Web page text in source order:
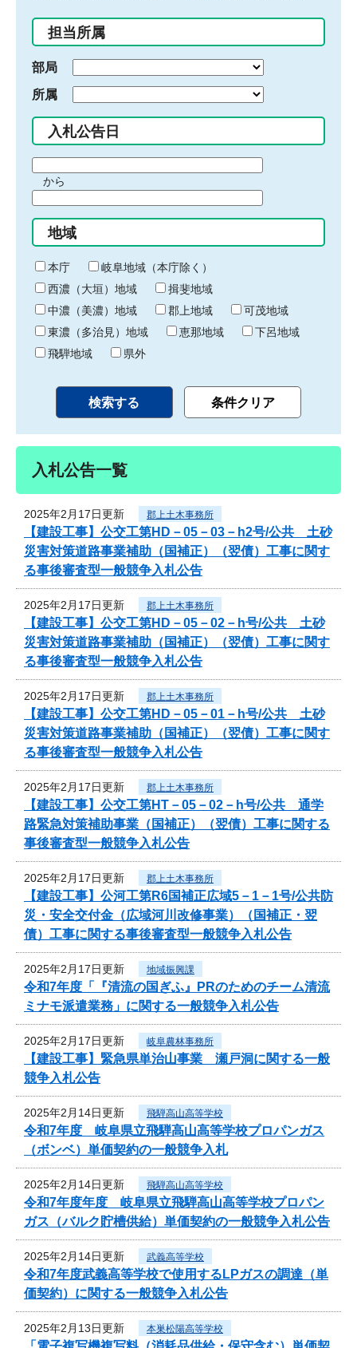
入
力
担当所属
部局
所属
入札公告日
間
始
り
から
間
終
わ
り
地域
本庁
岐阜地域（本庁除く）
西濃（大垣）地域
揖斐地域
中濃（美濃）地域
郡上地域
可茂地域
東濃（多治見）地域
恵那地域
下呂地域
飛騨地域
県外
入札公告一覧
2025年2月17日更新 郡上土木事務所
【建設工事】公交工第HD－05－03－h2号/公共 土砂
災害対策道路事業補助（国補正）（翌債）工事に関す
る事後審査型一般競争入札公告
2025年2月17日更新 郡上土木事務所
【建設工事】公交工第HD－05－02－h号/公共 土砂
災害対策道路事業補助（国補正）（翌債）工事に関す
る事後審査型一般競争入札公告
2025年2月17日更新 郡上土木事務所
【建設工事】公交工第HD－05－01－h号/公共 土砂
災害対策道路事業補助（国補正）（翌債）工事に関す
る事後審査型一般競争入札公告
2025年2月17日更新 郡上土木事務所
【建設工事】公交工第HT－05－02－h号/公共 通学
路緊急対策補助事業（国補正）（翌債）工事に関する
事後審査型一般競争入札公告
2025年2月17日更新 郡上土木事務所
【建設工事】公河工第R6国補正広域5－1－1号/公共防
災・安全交付金（広域河川改修事業）（国補正・翌
債）工事に関する事後審査型一般競争入札公告
2025年2月17日更新 地域振興課
令和7年度「『清流の国ぎふ』PRのためのチーム清流
ミナモ派遣業務」に関する一般競争入札公告
2025年2月17日更新 岐阜農林事務所
【建設工事】緊急県単治山事業 瀬戸洞に関する一般
競争入札公告
2025年2月14日更新 飛騨高山高等学校
令和7年度 岐阜県立飛騨高山高等学校プロパンガス
（ボンベ）単価契約の一般競争入札
2025年2月14日更新 飛騨高山高等学校
令和7年度年度 岐阜県立飛騨高山高等学校プロパン
ガス（バルク貯槽供給）単価契約の一般競争入札公告
2025年2月14日更新 武義高等学校
令和7年度武義高等学校で使用するLPガスの調達（単
価契約）に関する一般競争入札公告
2025年2月13日更新 本巣松陽高等学校